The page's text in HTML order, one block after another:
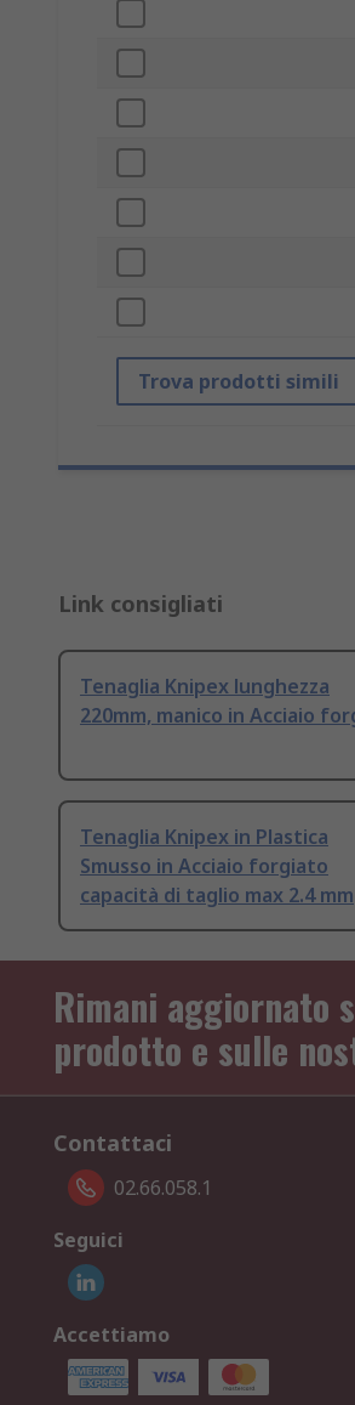
Trova prodotti simili
Link consigliati
Tenaglia Knipex lunghezza
220mm, manico in Acciaio
Tenaglia Knipex in Plastica
Smusso in Acciaio forgiato
capacità di taglio max 2.4 mm
Rimani aggiornato
prodotto e sulle
Contattaci
02.66.058.1
Seguici
Accettiamo